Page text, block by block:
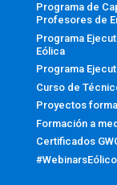
Programa de
Profesores de
Programa
Eólica
Programa
Curso de
Proyectos
Formación a
Certificados